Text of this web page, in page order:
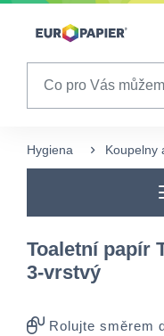
Table Of Content
Pro Vás zajímavé produkty
Hygiena Koupelny
Toaletní papír
3-vrstvý
Rolujte směrem